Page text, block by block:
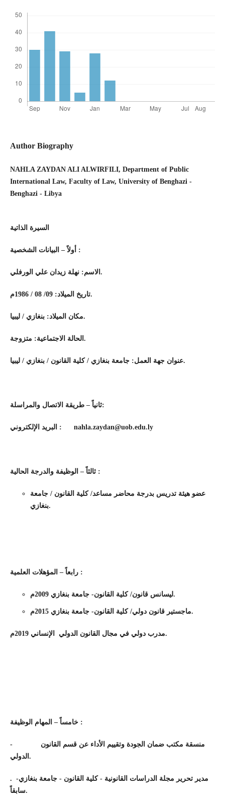
Author Biography
NAHLA ZAYDAN ALI ALWIRFILI, Department of Public
International Law, Faculty of Law, University of Benghazi -
Benghazi - Libya
السيرة الذاتية
أولاً – البيانات الشخصية :
الاسم: نهلة زيدان علي الورفلي.
تاريخ الميلاد: 09/ 08 / 1986م.
مكان الميلاد: بنغازي / ليبيا.
الحالة الاجتماعية: متزوجة.
عنوان جهة العمل: جامعة بنغازي / كلية القانون / بنغازي / ليبيا.
ثانياً – طريقة الاتصال والمراسلة:
: nahla.zaydan@uob.edu.ly
ثالثاً – الوظيفة والدرجة الحالية :
عضو هيئة تدريس بدرجة محاضر مساعد/ كلية القانون / جامعة
بنغازي.
رابعاً – المؤهلات العلمية :
ليسانس قانون/ كلية القانون- جامعة بنغازي 2009م.
ماجستير قانون دولي/ كلية القانون- جامعة بنغازي 2015م.
مدرب دولي في مجال القانون الدولي الإنساني 2019م.
خامساً – المهام الوظيفة :
- منسقة مكتب ضمان الجودة وتقييم الأداء عن قسم القانون
الدولي.
. مدير تحرير مجلة الدراسات القانونية - كلية القانون - جامعة بنغازي-
سابقاً.